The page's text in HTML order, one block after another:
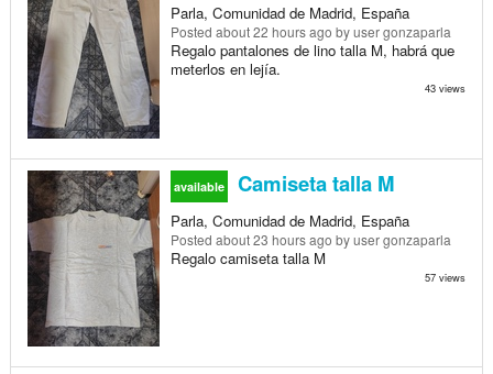
Parla, Comunidad de Madrid, España
Posted about 22 hours ago by user gonzaparla
Regalo pantalones de lino talla M, habrá que
meterlos en lejía.
43 views
available Camiseta talla M
Parla, Comunidad de Madrid, España
Posted about 23 hours ago by user gonzaparla
Regalo camiseta talla M
57 views